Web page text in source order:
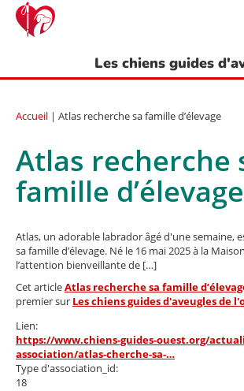
Aller
contenu
Les chiens guides
Accueil | Atlas recherche sa famille d’élevage
Atlas recherche
famille d’élevage
Atlas, un adorable labrador âgé d'une semaine,
sa famille d’élevage. Né le 16 mai 2025 à la
l’attention bienveillante de […]
Cet articleAtlas recherche sa famille
premier sur Les chiens guides d'aveugles de
Lien:
https://www.chiens-guides-ouest.org/
association/atlas-cherche-sa-…
Type d'association_id:
18